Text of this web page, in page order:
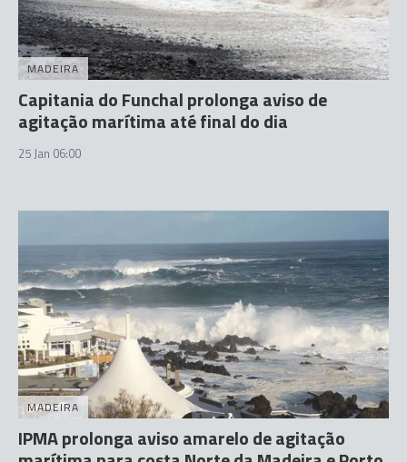
MADEIRA
Capitania do Funchal prolonga aviso de
agitação marítima até final do dia
25 Jan 06:00
MADEIRA
IPMA prolonga aviso amarelo de agitação